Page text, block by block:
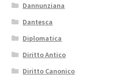
Dannunziana
Dantesca
Diplomatica
Diritto Antico
Diritto Canonico